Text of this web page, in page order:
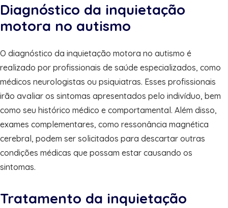
Diagnóstico da inquietação
motora no autismo
O diagnóstico da inquietação motora no autismo é
realizado por profissionais de saúde especializados, como
médicos neurologistas ou psiquiatras. Esses profissionais
irão avaliar os sintomas apresentados pelo indivíduo, bem
como seu histórico médico e comportamental. Além disso,
exames complementares, como ressonância magnética
cerebral, podem ser solicitados para descartar outras
condições médicas que possam estar causando os
sintomas.
Tratamento da inquietação